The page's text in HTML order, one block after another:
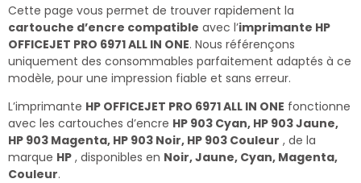
Cette page vous permet de trouver rapidement la
cartouche d’encre compatible avec l’imprimante HP
OFFICEJET PRO 6971 ALL IN ONE. Nous référençons
uniquement des consommables parfaitement adaptés à ce
modèle, pour une impression fiable et sans erreur.
L’imprimante HP OFFICEJET PRO 6971 ALL IN ONE fonctionne
avec les cartouches d’encre HP 903 Cyan, HP 903 Jaune,
HP 903 Magenta, HP 903 Noir, HP 903 Couleur , de la
marque HP , disponibles en Noir, Jaune, Cyan, Magenta,
Couleur.